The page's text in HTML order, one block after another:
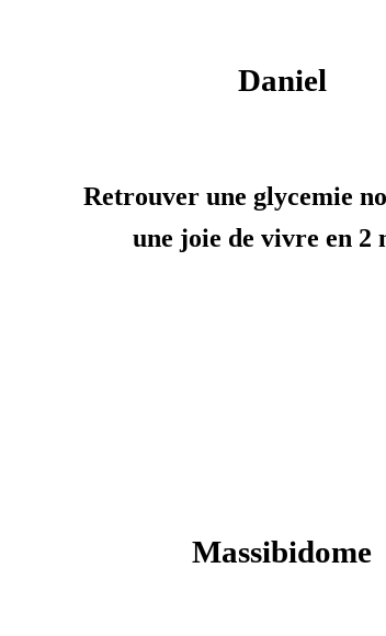
Daniel
Retrouver une glycemie
une joie de vivre en 2
Massibidome